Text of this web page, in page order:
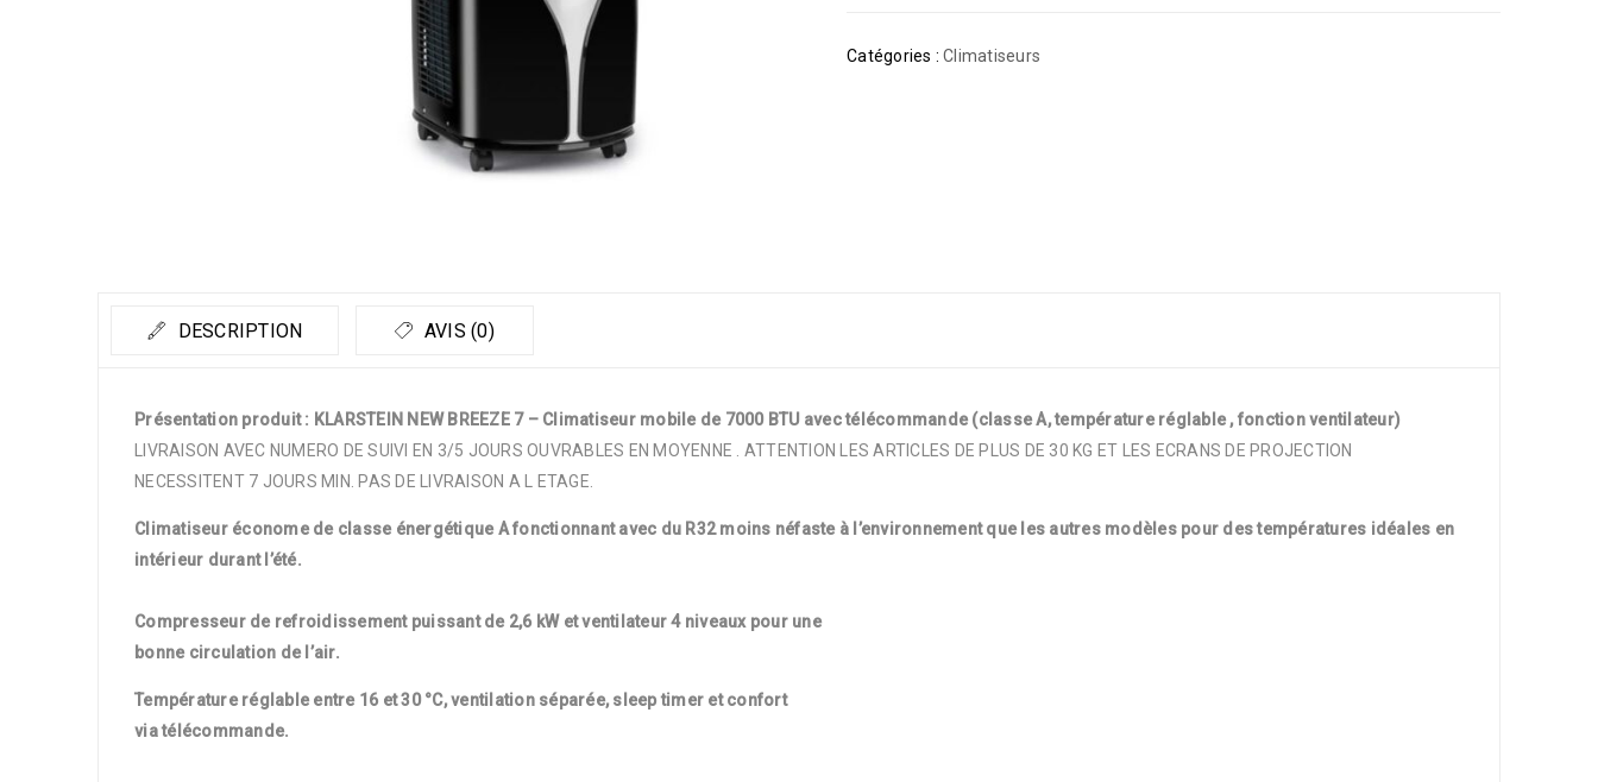
Catégories : Climatiseurs
DESCRIPTION AVIS (0)
Présentation produit : KLARSTEIN NEW BREEZE 7 – Climatiseur mobile de 7000 BTU avec télécommande (classe A, température réglable , fonction ventilateur)
LIVRAISON AVEC NUMERO DE SUIVI EN 3/5 JOURS OUVRABLES EN MOYENNE . ATTENTION LES ARTICLES DE PLUS DE 30 KG ET LES ECRANS DE PROJECTION
NECESSITENT 7 JOURS MIN. PAS DE LIVRAISON A L ETAGE.
Climatiseur économe de classe énergétique A fonctionnant avec du R32 moins néfaste à l’environnement que les autres modèles pour des températures idéales en
intérieur durant l’été.
Compresseur de refroidissement puissant de 2,6 kW et ventilateur 4 niveaux pour une
bonne circulation de l’air.
Température réglable entre 16 et 30 °C, ventilation séparée, sleep timer et confort
via télécommande.